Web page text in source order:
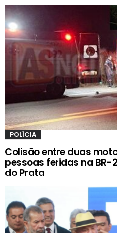
POLÍCIA
Colisão entre duas
pessoas feridas na BR-
do Prata